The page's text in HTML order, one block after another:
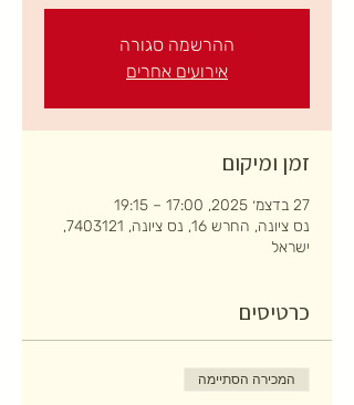
ההרשמה סגורה
אירועים אחרים
זמן ומיקום
27 בדצמ׳ 2025, 17:00 – 19:15
נס ציונה, החרש 16, נס ציונה, 7403121,
ישראל
כרטיסים
המכירה הסתיימה